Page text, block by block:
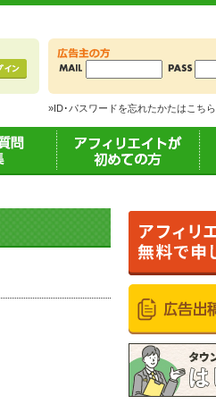
»ID･パスワードを忘れたかたはこちら